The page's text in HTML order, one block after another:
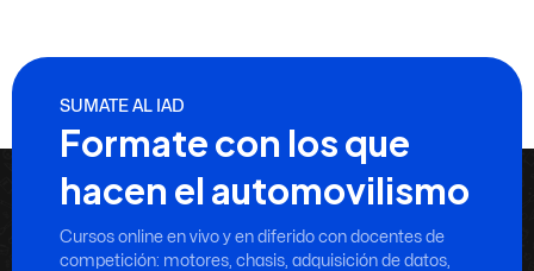
SUMATE AL IAD
Formate con los que
hacen el automovilismo
Cursos online en vivo y en diferido con docentes de
competición: motores, chasis, adquisición de datos,